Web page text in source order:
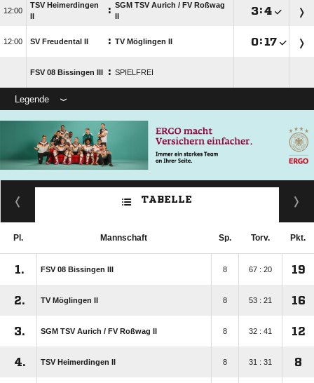

TSV Heimerdingen
II
: SGM TSV Aurich /​ FV Roßwag
II
:
 SV Freudental II : TV Möglingen II :
FSV 08 Bissingen III : SPIELFREI
Legende
TABELLE
Pl. Mannschaft Sp. Torv. Pkt.
1. FSV 08 Bissingen III 8 67 : 20 19
2. TV Möglingen II 8 53 : 21 16
3. SGM TSV Aurich /​ FV Roßwag II 8 32 : 41 12
4. TSV Heimerdingen II 8 31 : 31 8